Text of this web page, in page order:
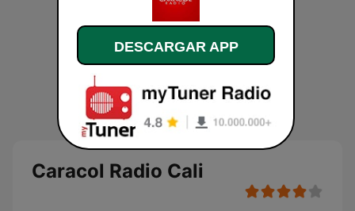
Caracol Radio Cali
DESCARGAR APP